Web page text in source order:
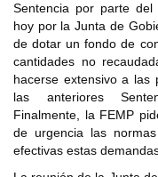
Sentencia por parte del
hoy por la Junta de
de dotar un fondo de
cantidades no
hacerse extensivo a las
las anteriores
Finalmente, la FEMP
de urgencia las
efectivas estas